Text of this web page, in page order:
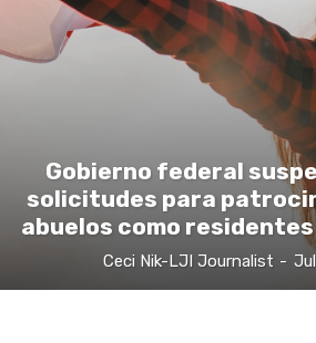
Gobierno federal
solicitudes para
abuelos como